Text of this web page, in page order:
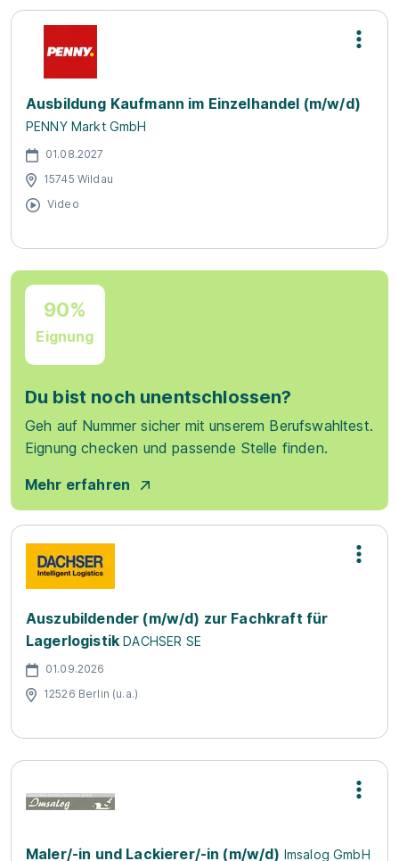
Ausbildung Kaufmann im Einzelhandel (m/w/d)
PENNY Markt GmbH
01.08.2027
15745 Wildau
Video
90%
Eignung
Du bist noch unentschlossen?
Geh auf Nummer sicher mit unserem Berufswahltest.
Eignung checken und passende Stelle finden.
Mehr erfahren
Auszubildender (m/w/d) zur Fachkraft für
Lagerlogistik DACHSER SE
01.09.2026
12526 Berlin (u.a.)
Maler/-in und Lackierer/-in (m/w/d) Imsalog GmbH